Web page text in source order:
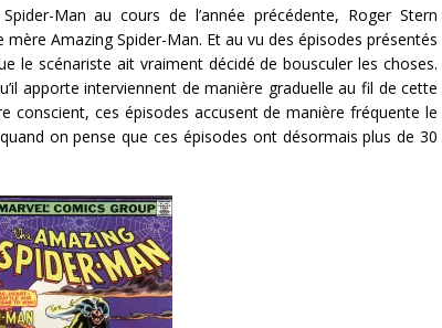
Man au cours de l’année précédente, Roger Stern
mère Amazing Spider-Man. Et au vu des épisodes présentés
le scénariste ait vraiment décidé de bousculer les choses.
apporte interviennent de manière graduelle au fil de cette
conscient, ces épisodes accusent de manière fréquente le
on pense que ces épisodes ont désormais plus de 30